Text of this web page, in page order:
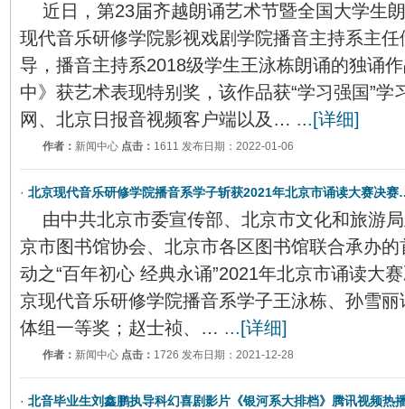
近日，第23届齐越朗诵艺术节暨全国大学生
现代音乐研修学院影视戏剧学院播音主持系主
导，播音主持系2018级学生王泳栋朗诵的独诵
中》获艺术表现特别奖，该作品获“学习强国”学
网、北京日报音视频客户端以及… ...[详细]
作者： 新闻中心 点击： 1611 发布日期：2022-01-06
· 北京现代音乐研修学院播音系学子斩获2021年北京市诵读大赛决
由中共北京市委宣传部、北京市文化和旅游
京市图书馆协会、北京市各区图书馆联合承办
动之“百年初心 经典永诵”2021年北京市诵读大
京现代音乐研修学院播音系学子王泳栋、孙雪
体组一等奖；赵士祯、… ...[详细]
作者： 新闻中心 点击： 1726 发布日期：2021-12-28
· 北音毕业生刘鑫鹏执导科幻喜剧影片《银河系大排档》腾讯视频热